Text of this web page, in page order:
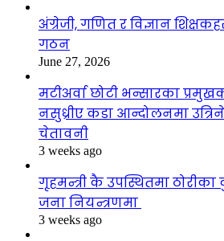
अंग्रेजी, गणित र विज्ञान
गठन
June 27, 2026
मटीअर्वा छोटी भन्सारका
नसुध्रीए कडा आन्दोलनमा
चेतावनी
3 weeks ago
गृहमन्त्री कै उपस्थितमा ठोरीका
जना नियन्त्रणमा
3 weeks ago